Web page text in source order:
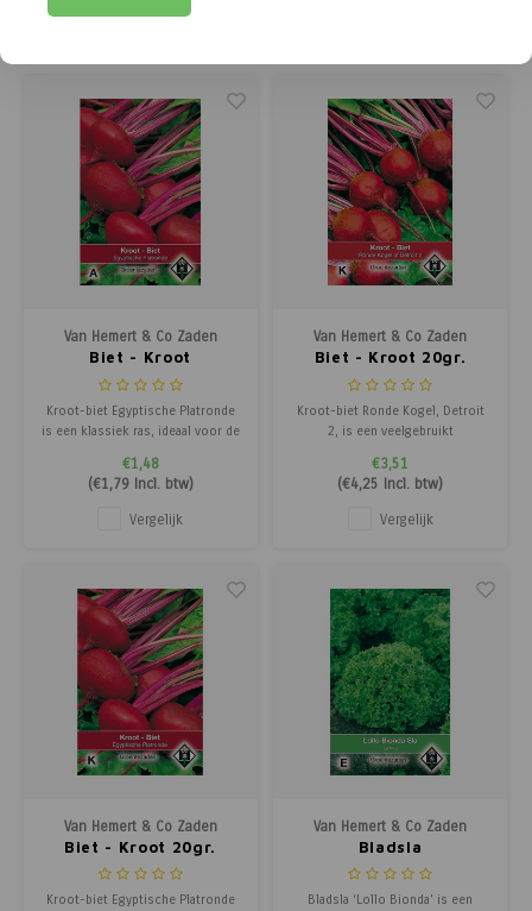
uitstekende kwaliteit en is weinig
geschikt voor vroege zomer- en
een opvallend kleurrijke
eetba
Van Hemert & Co Zaden
Biet - Kroot
Kroot-biet Egyptische Platronde
is een klassiek ras, ideaal voor de
Deze biet staat bekend om zijn
goede kleur en smaak en is
perfect voor tuiniers die eerste
verse bieten uit eigen tuin willen
€1,48
(€1,79Incl. btw)
Vergelijk
Van Hemert & Co Zaden
Biet - Kroot 20gr.
Kroot-biet Ronde Kogel, Detroit
2, is een veelgebruikt
zijn goede kleur en smaak. Dit ras
is geschikt voor zomer- en
herfstteelt en kan bovendien
worden gebruikt voor
€3,51
(€4,25 Incl. btw)
Vergelijk
Van Hemert & Co Zaden
Biet - Kroot 20gr.
Kroot-biet Egyptische Platronde
Van Hemert & Co Zaden
Bladsla
Bladsla ‘Lollo Bionda’ is een